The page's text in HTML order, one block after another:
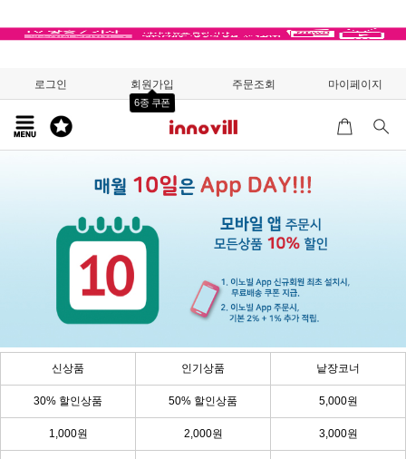
로그인 회원가입
6종 쿠폰
주문조회 마이페이지
신상품 인기상품 낱장코너
30% 할인상품 50% 할인상품 5,000원
1,000원 2,000원 3,000원